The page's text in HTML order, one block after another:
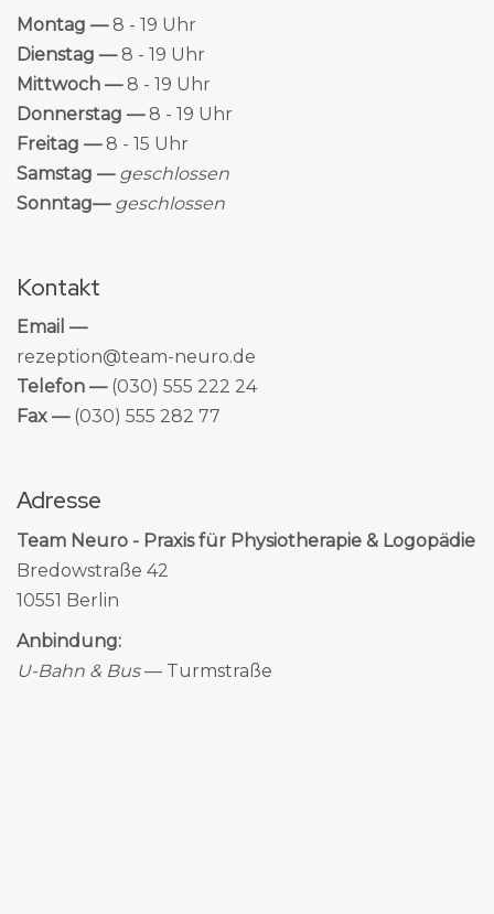
Montag —8 - 19 Uhr
Dienstag —8 - 19 Uhr
Mittwoch —8 - 19 Uhr
Donnerstag —8 - 19 Uhr
Freitag —8 - 15 Uhr
Samstag — geschlossen
Sonntag— geschlossen
Kontakt
Email —
rezeption@team-neuro.de
Telefon —(030) 555 222 24
Fax —(030) 555 282 77
Adresse
Team Neuro - Praxis für Physiotherapie & Logopädie
Bredowstraße 42
10551 Berlin
Anbindung:
U-Bahn & Bus— Turmstraße